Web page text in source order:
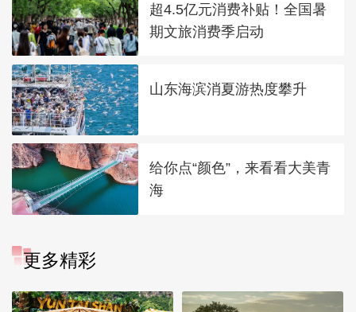
超4.5亿元消费补贴！全国暑
期文旅消费季启动
山东海滨消夏游热度攀升
给你点“颜色”，来看看大美青
海
更多精彩